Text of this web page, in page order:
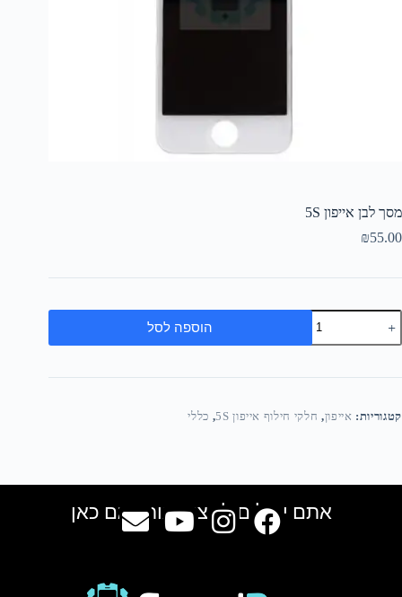
מסך לבן אייפון 5S
₪55.00
הוספה לסל
קטגוריות: אייפון, חלקי חילוף אייפון 5S , כללי
אתם יכולים למצוא אותנו גם כאן